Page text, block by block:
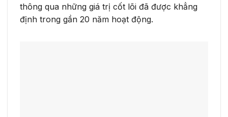
thông qua những giá trị cốt lõi đã được khẳng
định trong gần 20 năm hoạt động.